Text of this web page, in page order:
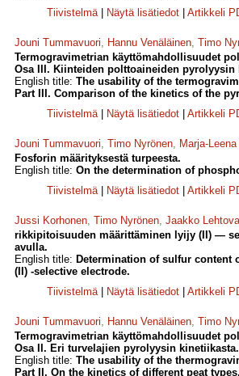
Tiivistelmä| Näytä lisätiedot Artikkeli
Jouni Tummavuori, Hannu Venäläinen, Timo
Termogravimetrian käyttömahdollisuudet
Osa III. Kiinteiden polttoaineiden pyrolyysin
English title: The usability of the
Part III. Comparison of the kinetics of the
Tiivistelmä| Näytä lisätiedot Artikkeli
Jouni Tummavuori, Timo Nyrönen, Marja-
Fosforin määrityksestä turpeesta.
English title: On the determination of
Tiivistelmä| Näytä lisätiedot Artikkeli
Jussi Korhonen, Timo Nyrönen, Jaakko
rikkipitoisuuden määrittäminen lyijy (II) —
avulla.
English title: Determination of sulfur content
(II) -selective electrode.
Tiivistelmä| Näytä lisätiedot Artikkeli
Jouni Tummavuori, Hannu Venäläinen, Timo
Termogravimetrian käyttömahdollisuudet
Osa II. Eri turvelajien pyrolyysin kinetiikasta.
English title: The usability of the
Part II. On the kinetics of different peat types.